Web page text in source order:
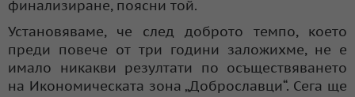
финализиране, поясни той.
Установяваме, че след доброто темпо, което
преди повече от три години заложихме, не е
имало никакви резултати по осъществяването
на Икономическата зона „Доброславци“. Сега ще